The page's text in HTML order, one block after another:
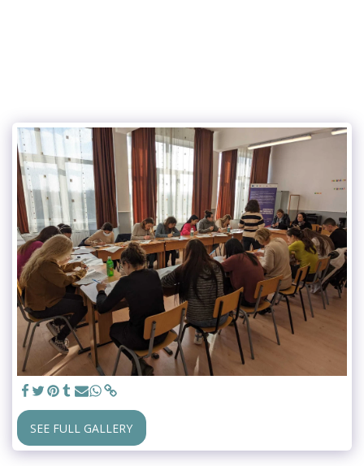
SEE FULL GALLERY